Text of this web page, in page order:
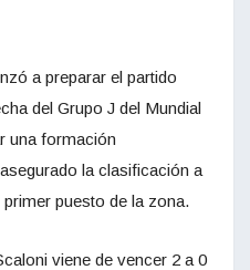
a preparar el partido
del Grupo J del Mundial
una formación
la clasificación a
puesto de la zona.
viene de vencer 2 a 0